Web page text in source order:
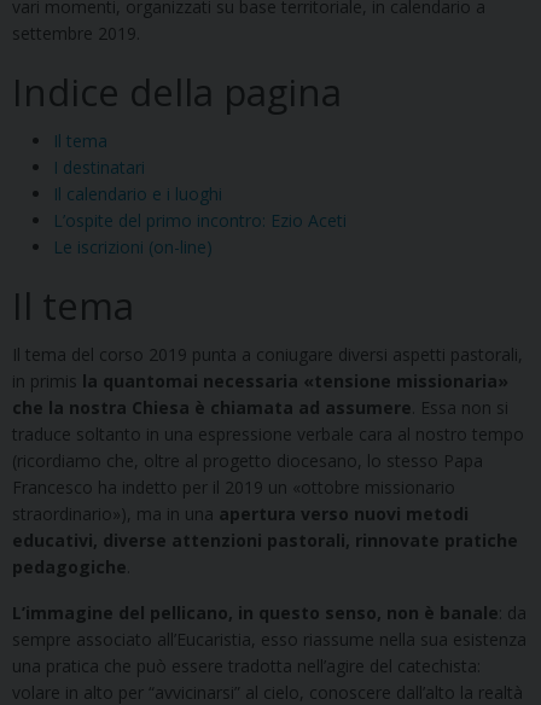
vari momenti, organizzati su base territoriale, in calendario a
settembre 2019.
Indice della pagina
Il tema
I destinatari
Il calendario e i luoghi
L’ospite del primo incontro: Ezio Aceti
Le iscrizioni (on-line)
Il tema
Il tema del corso 2019 punta a coniugare diversi aspetti pastorali,
in primis la quantomai necessaria «tensione missionaria»
che la nostra Chiesa è chiamata ad assumere . Essa non si
traduce soltanto in una espressione verbale cara al nostro tempo
(ricordiamo che, oltre al progetto diocesano, lo stesso Papa
Francesco ha indetto per il 2019 un «ottobre missionario
straordinario»), ma in una apertura verso nuovi metodi
educativi, diverse attenzioni pastorali, rinnovate pratiche
pedagogiche
L’immagine del pellicano, in questo senso, non è banale : da
sempre associato all’Eucaristia, esso riassume nella sua esistenza
una pratica che può essere tradotta nell’agire del catechista:
volare in alto per “avvicinarsi” al cielo, conoscere dall’alto la realtà